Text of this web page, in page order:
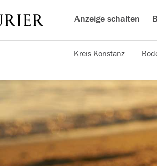
Anzeige schalten
Kreis Konstanz